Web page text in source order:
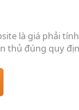
là giá phải
thủ đúng quy